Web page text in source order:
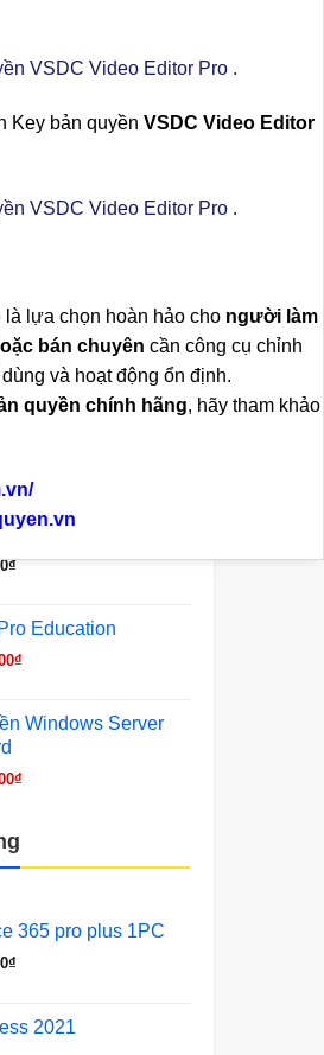
hiện
tại
là:
160,000₫.
Windows 11 Pro
hiện
120,000₫.
hiện
tại
365 pro plus 1PC
₫Khoảng
40,000₫
đến
Education
₫Giá
là:
Windows Server
₫Giá
365 pro plus 1PC
₫
40,000₫
2021
Key bản quyền VSDC Video Editor
là lựa chọn hoàn hảo cho người làm
bán chuyên cần công cụ chỉnh
và hoạt động ổn định.
quyền chính hãng, hãy tham khảo